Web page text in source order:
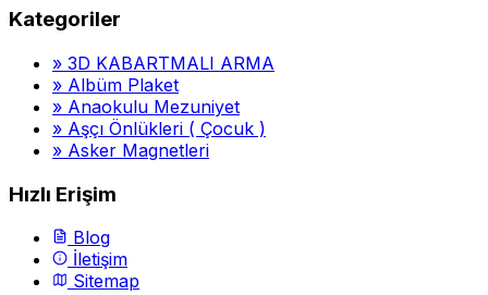
Kategoriler
» 3D KABARTMALI ARMA
» Albüm Plaket
» Anaokulu Mezuniyet
» Aşçı Önlükleri ( Çocuk )
» Asker Magnetleri
Hızlı Erişim
Blog
İletişim
Sitemap